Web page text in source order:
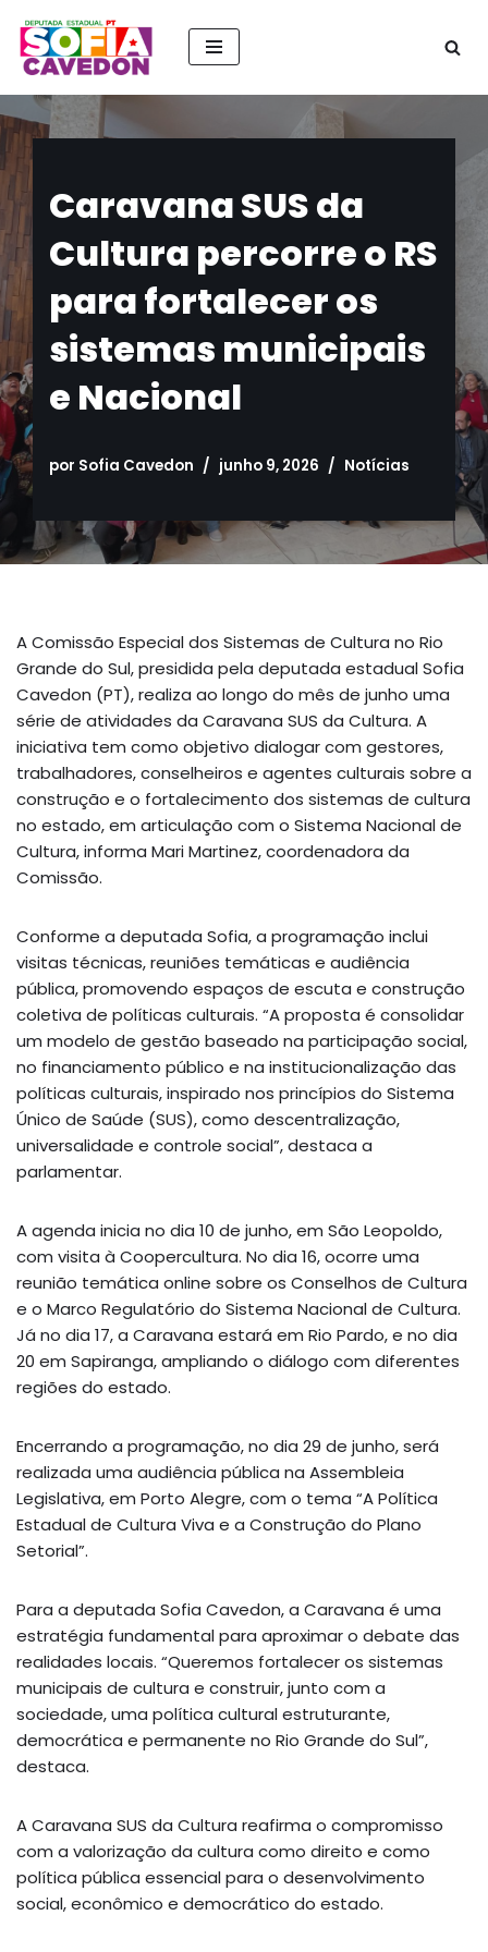
Pular
conteúdo
Caravana SUS da
Cultura percorre o RS
para fortalecer os
sistemas municipais
e Nacional
por Sofia Cavedon junho 9, 2026 Notícias
A Comissão Especial dos Sistemas de Cultura no Rio
Grande do Sul, presidida pela deputada estadual Sofia
Cavedon (PT), realiza ao longo do mês de junho uma
série de atividades da Caravana SUS da Cultura. A
iniciativa tem como objetivo dialogar com gestores,
trabalhadores, conselheiros e agentes culturais sobre a
construção e o fortalecimento dos sistemas de cultura
no estado, em articulação com o Sistema Nacional de
Cultura, informa Mari Martinez, coordenadora da
Comissão.
Conforme a deputada Sofia, a programação inclui
visitas técnicas, reuniões temáticas e audiência
pública, promovendo espaços de escuta e construção
coletiva de políticas culturais. “A proposta é consolidar
um modelo de gestão baseado na participação social,
no financiamento público e na institucionalização das
políticas culturais, inspirado nos princípios do Sistema
Único de Saúde (SUS), como descentralização,
universalidade e controle social”, destaca a
parlamentar.
A agenda inicia no dia 10 de junho, em São Leopoldo,
com visita à Coopercultura. No dia 16, ocorre uma
reunião temática online sobre os Conselhos de Cultura
e o Marco Regulatório do Sistema Nacional de Cultura.
Já no dia 17, a Caravana estará em Rio Pardo, e no dia
20 em Sapiranga, ampliando o diálogo com diferentes
regiões do estado.
Encerrando a programação, no dia 29 de junho, será
realizada uma audiência pública na Assembleia
Legislativa, em Porto Alegre, com o tema “A Política
Estadual de Cultura Viva e a Construção do Plano
Setorial”.
Para a deputada Sofia Cavedon, a Caravana é uma
estratégia fundamental para aproximar o debate das
realidades locais. “Queremos fortalecer os sistemas
municipais de cultura e construir, junto com a
sociedade, uma política cultural estruturante,
democrática e permanente no Rio Grande do Sul”,
destaca.
A Caravana SUS da Cultura reafirma o compromisso
com a valorização da cultura como direito e como
política pública essencial para o desenvolvimento
social, econômico e democrático do estado.